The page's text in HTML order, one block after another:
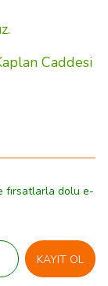
Caddesi
fırsatlarla dolu e-
KAYIT OL